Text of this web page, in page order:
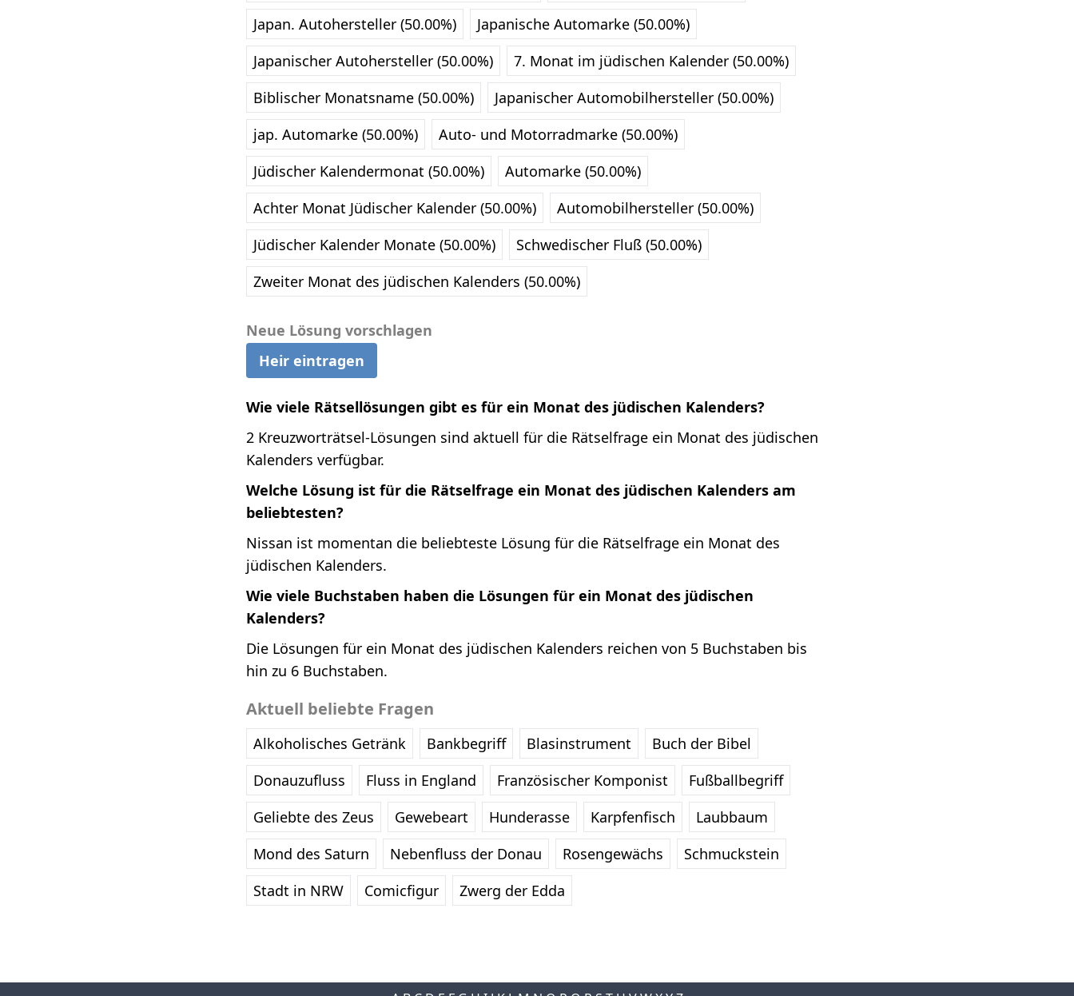
Japan. Autohersteller (50.00%)
Japanische Automarke (50.00%)
Japanischer Autohersteller (50.00%)
7. Monat im jüdischen Kalender (50.00%)
Biblischer Monatsname (50.00%)
Japanischer Automobilhersteller (50.00%)
jap. Automarke (50.00%)
Auto- und Motorradmarke (50.00%)
Jüdischer Kalendermonat (50.00%)
Automarke (50.00%)
Achter Monat Jüdischer Kalender (50.00%)
Automobilhersteller (50.00%)
Jüdischer Kalender Monate (50.00%)
Schwedischer Fluß (50.00%)
Zweiter Monat des jüdischen Kalenders (50.00%)
Neue Lösung vorschlagen
Heir eintragen
Wie viele Rätsellösungen gibt es für ein Monat des jüdischen Kalenders?
2 Kreuzworträtsel-Lösungen sind aktuell für die Rätselfrage ein Monat des jüdischen
Kalenders verfügbar.
Welche Lösung ist für die Rätselfrage ein Monat des jüdischen Kalenders am
beliebtesten?
Nissan ist momentan die beliebteste Lösung für die Rätselfrage ein Monat des
jüdischen Kalenders.
Wie viele Buchstaben haben die Lösungen für ein Monat des jüdischen
Kalenders?
Die Lösungen für ein Monat des jüdischen Kalenders reichen von 5 Buchstaben bis
hin zu 6 Buchstaben.
Aktuell beliebte Fragen
Alkoholisches Getränk Bankbegriff Blasinstrument
Buch der Bibel
Donauzufluss
Fluss in England Französischer Komponist
Fußballbegriff
Geliebte des Zeus
Gewebeart Hunderasse Karpfenfisch
Laubbaum
Mond des Saturn
Nebenfluss der Donau Rosengewächs
Schmuckstein
Stadt in NRW
Comicfigur Zwerg der Edda